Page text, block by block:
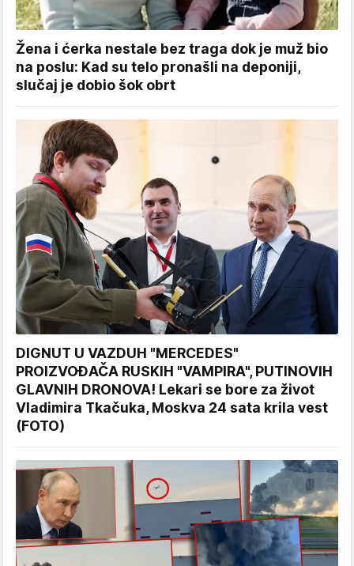
Žena i ćerka nestale bez traga dok je muž bio
na poslu: Kad su telo pronašli na deponiji,
slučaj je dobio šok obrt
DIGNUT U VAZDUH "MERCEDES"
PROIZVOĐAČA RUSKIH "VAMPIRA", PUTINOVIH
GLAVNIH DRONOVA! Lekari se bore za život
Vladimira Tkačuka, Moskva 24 sata krila vest
(FOTO)